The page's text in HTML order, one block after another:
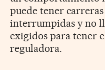
puede tener
interrumpidas y no
exigidos para tener
reguladora.